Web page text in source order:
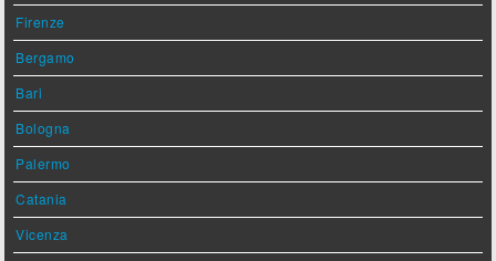
Firenze
Bergamo
Bari
Bologna
Palermo
Catania
Vicenza